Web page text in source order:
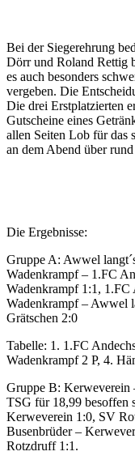
Bei der Siegerehrung
Dörr und Roland Rettig
es auch besonders
vergeben. Die
Die drei Erstplatzierten
Gutscheine eines
allen Seiten Lob für das
an dem Abend über
Die Ergebnisse:
Gruppe A: Awwel
Wadenkrampf – 1.FC
Wadenkrampf 1:1,
Wadenkrampf – Awwel
Grätschen 2:0
Tabelle: 1. 1.FC
Wadenkrampf 2 P, 4.
Gruppe B: Kerweverein
TSG für 18,99 besoffen
Kerweverein 1:0, SV
Busenbrüder –
Rotzdruff 1:1.